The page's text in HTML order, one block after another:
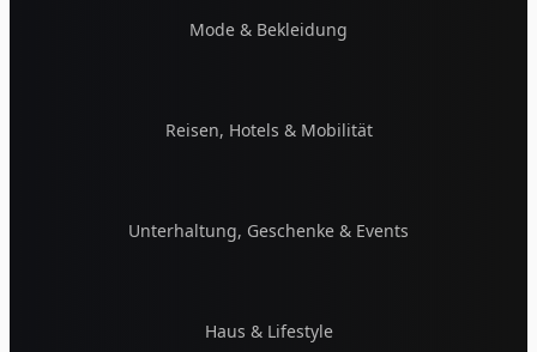
Mode & Bekleidung
Reisen, Hotels & Mobilität
Unterhaltung, Geschenke & Events
Haus & Lifestyle